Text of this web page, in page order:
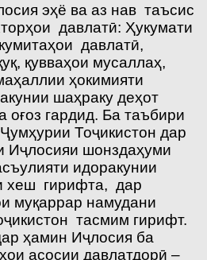
эҳё ва аз нав таъсис
давлатӣ: Ҳукумати
давлатӣ,
қувваҳои мусаллаҳ,
ҳокимияти
шаҳраку деҳот
оғоз гардид. Ба таъбири
Тоҷикистон дар
Иҷлосияи шонздаҳуми
идоракунии
хеш гирифта, дар
муқаррар намудани
тасмим гирифт.
ҳамин Иҷлосия ба
асосии давлатдорӣ –